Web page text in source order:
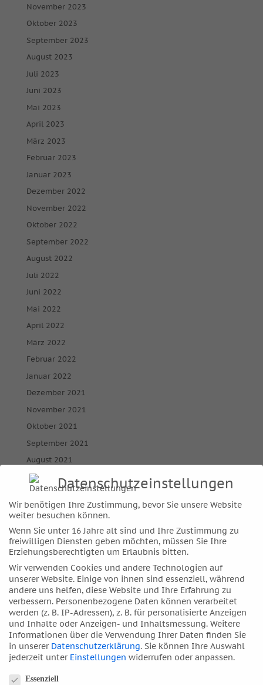
November 2023
Oktober 2023
September 2023
August 2023
Juli 2023
Juni 2023
Mai 2023
April 2023
März 2023
Februar 2023
Januar 2023
Dezember 2022
November 2022
Oktober 2022
September 2022
August 2022
Juli 2022
Juni 2022
Mai 2022
April 2022
März 2022
Februar 2022
Januar 2022
Dezember 2021
November 2021
Oktober 2021
September 2021
August 2021
Juli 2021
Juni 2021
Mai 2021
April 2021
März 2021
Januar 2021
Dezember 2020
November 2020
Oktober 2020
September 2020
August 2020
Juli 2020
Datenschutzeinstellungen
Wir benötigen Ihre Zustimmung, bevor Sie unsere Website
weiter besuchen können.
Wenn Sie unter 16 Jahre alt sind und Ihre Zustimmung zu
freiwilligen Diensten geben möchten, müssen Sie Ihre
Erziehungsberechtigten um Erlaubnis bitten.
Wir verwenden Cookies und andere Technologien auf
unserer Website. Einige von ihnen sind essenziell, während
andere uns helfen, diese Website und Ihre Erfahrung zu
verbessern. Personenbezogene Daten können verarbeitet
werden (z. B. IP-Adressen), z. B. für personalisierte Anzeigen
und Inhalte oder Anzeigen- und Inhaltsmessung. Weitere
Informationen über die Verwendung Ihrer Daten finden Sie
in unserer Datenschutzerklärung. Sie können Ihre Auswahl
jederzeit unter Einstellungen widerrufen oder anpassen.
Essenziell